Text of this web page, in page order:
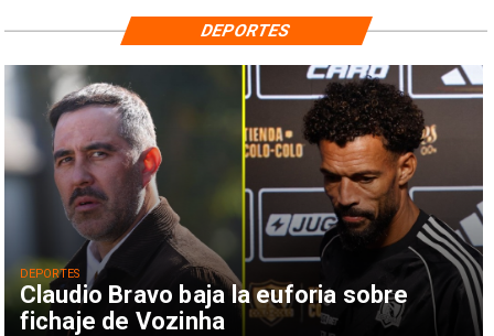
Claudio Bravo baja la euforia sobre
fichaje de Vozinha
DEPORTES
DEPORTES